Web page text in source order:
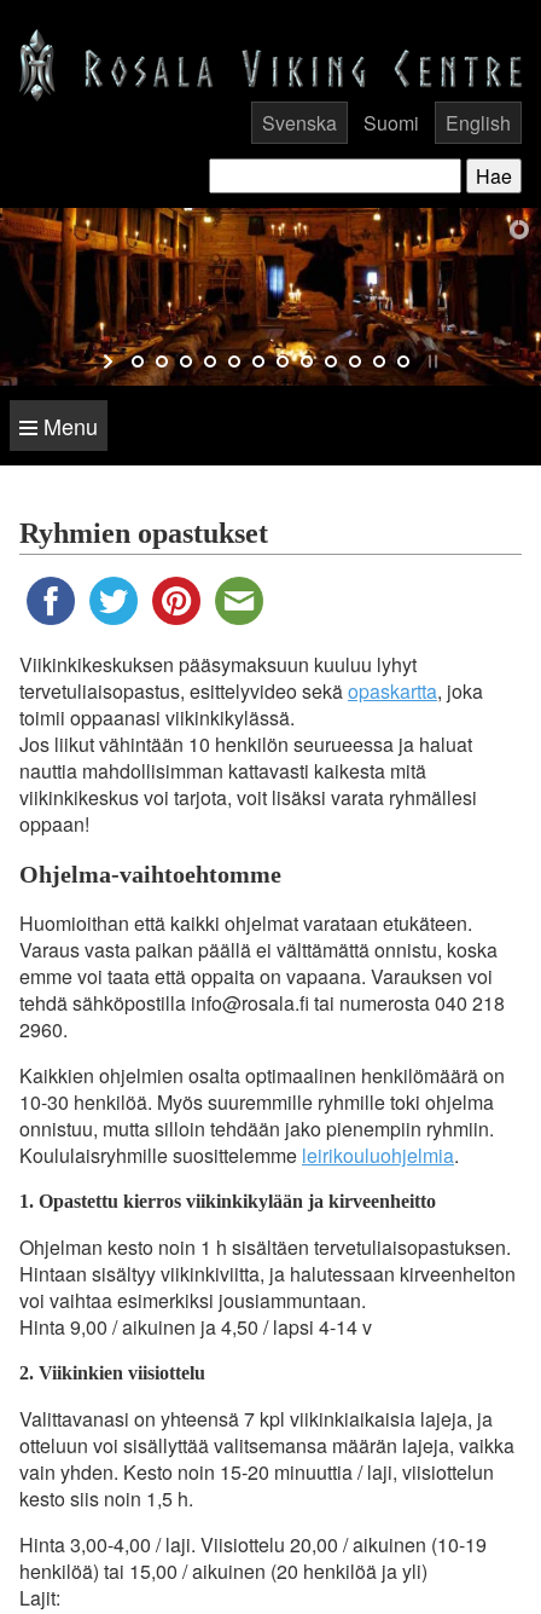
Svenska Suomi English
Menu
Ryhmien opastukset
Viikinkikeskuksen pääsymaksuun kuuluu lyhyt
tervetuliaisopastus, esittelyvideo sekäopaskartta, joka
toimii oppaanasi viikinkikylässä.
Jos liikut vähintään 10 henkilön seurueessa ja haluat
nauttia mahdollisimman kattavasti kaikesta mitä
viikinkikeskus voi tarjota, voit lisäksi varata ryhmällesi
oppaan!
Ohjelma-vaihtoehtomme
Huomioithan että kaikki ohjelmat varataan etukäteen.
Varaus vasta paikan päällä ei välttämättä onnistu, koska
emme voi taata että oppaita on vapaana. Varauksen voi
tehdä sähköpostilla info@rosala.fi tai numerosta 040 218
2960.
Kaikkien ohjelmien osalta optimaalinen henkilömäärä on
10-30 henkilöä. Myös suuremmille ryhmille toki ohjelma
onnistuu, mutta silloin tehdään jako pienempiin ryhmiin.
Koululaisryhmille suosittelemme leirikouluohjelmia.
1. Opastettu kierros viikinkikylään ja kirveenheitto
Ohjelman kesto noin 1 h sisältäen tervetuliaisopastuksen.
Hintaan sisältyy viikinkiviitta, ja halutessaan kirveenheiton
voi vaihtaa esimerkiksi jousiammuntaan.
Hinta 9,00 / aikuinen ja 4,50 / lapsi 4-14 v
2. Viikinkien viisiottelu
Valittavanasi on yhteensä 7 kpl viikinkiaikaisia lajeja, ja
otteluun voi sisällyttää valitsemansa määrän lajeja, vaikka
vain yhden. Kesto noin 15-20 minuuttia / laji, viisiottelun
kesto siis noin 1,5 h.
Hinta 3,00-4,00 / laji. Viisiottelu 20,00 / aikuinen (10-19
henkilöä) tai 15,00 / aikuinen (20 henkilöä ja yli)
Lajit: